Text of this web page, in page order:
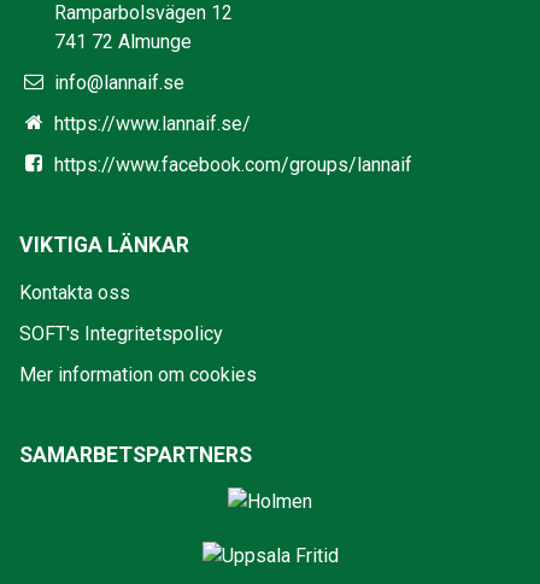
Ramparbolsvägen 12
741 72 Almunge
info@lannaif.se
https://www.lannaif.se/
https://www.facebook.com/groups/lannaif
VIKTIGA LÄNKAR
Kontakta oss
SOFT's Integritetspolicy
Mer information om cookies
SAMARBETSPARTNERS